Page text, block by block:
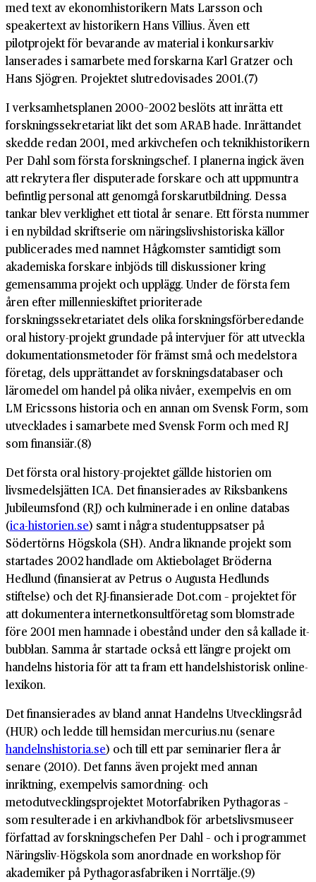
med text av ekonomhistorikern Mats Larsson och
speakertext av historikern Hans Villius. Även ett
pilotprojekt för bevarande av material i konkursarkiv
lanserades i samarbete med forskarna Karl Gratzer och
Hans Sjögren. Projektet slutredovisades 2001.(7)
I verksamhetsplanen 2000–2002 beslöts att inrätta ett
forskningssekretariat likt det som ARAB hade. Inrättandet
skedde redan 2001, med arkivchefen och teknikhistorikern
Per Dahl som första forskningschef. I planerna ingick även
att rekrytera fler disputerade forskare och att uppmuntra
befintlig personal att genomgå forskarutbildning. Dessa
tankar blev verklighet ett tiotal år senare. Ett första nummer
i en nybildad skriftserie om näringslivshistoriska källor
publicerades med namnet Hågkomster samtidigt som
akademiska forskare inbjöds till diskussioner kring
gemensamma projekt och upplägg. Under de första fem
åren efter millennieskiftet prioriterade
forskningssekretariatet dels olika forskningsförberedande
oral history-projekt grundade på intervjuer för att utveckla
dokumentationsmetoder för främst små och medelstora
företag, dels upprättandet av forskningsdatabaser och
läromedel om handel på olika nivåer, exempelvis en om
LM Ericssons historia och en annan om Svensk Form, som
utvecklades i samarbete med Svensk Form och med RJ
som finansiär.(8)
Det första oral history-projektet gällde historien om
livsmedelsjätten ICA. Det finansierades av Riksbankens
Jubileumsfond (RJ) och kulminerade i en online databas
(ica-historien.se) samt i några studentuppsatser på
Södertörns Högskola (SH). Andra liknande projekt som
startades 2002 handlade om Aktiebolaget Bröderna
Hedlund (finansierat av Petrus o Augusta Hedlunds
stiftelse) och det RJ-finansierade Dot.com – projektet för
att dokumentera internetkonsultföretag som blomstrade
före 2001 men hamnade i obestånd under den så kallade it-
bubblan. Samma år startade också ett längre projekt om
handelns historia för att ta fram ett handelshistorisk online-
lexikon.
Det finansierades av bland annat Handelns Utvecklingsråd
(HUR) och ledde till hemsidan mercurius.nu (senare
handelnshistoria.se) och till ett par seminarier flera år
senare (2010). Det fanns även projekt med annan
inriktning, exempelvis samordning- och
metodutvecklingsprojektet Motorfabriken Pythagoras –
som resulterade i en arkivhandbok för arbetslivsmuseer
författad av forskningschefen Per Dahl – och i programmet
Näringsliv-Högskola som anordnade en workshop för
akademiker på Pythagorasfabriken i Norrtälje.(9)